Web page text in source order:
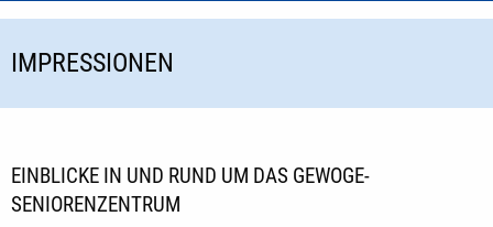
IMPRESSIONEN
EINBLICKE IN UND RUND UM DAS GEWOGE-
SENIORENZENTRUM